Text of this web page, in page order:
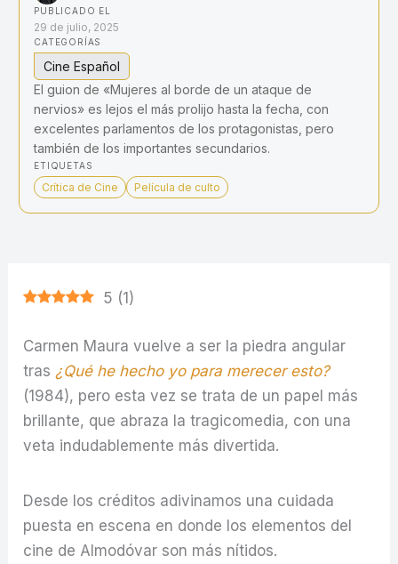
PUBLICADO EL
29 de julio, 2025
CATEGORÍAS
Cine Español
El guion de «Mujeres al borde de un ataque de
nervios» es lejos el más prolijo hasta la fecha, con
excelentes parlamentos de los protagonistas, pero
también de los importantes secundarios.
ETIQUETAS
Crítica de Cine Película de culto
5 (1 )
Carmen Maura vuelve a ser la piedra angular
tras ¿Qué he hecho yo para merecer esto?
(1984), pero esta vez se trata de un papel más
brillante, que abraza la tragicomedia, con una
veta indudablemente más divertida.
Desde los créditos adivinamos una cuidada
puesta en escena en donde los elementos del
cine de Almodóvar son más nítidos.